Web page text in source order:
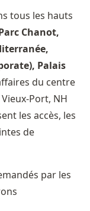
tous les hauts
Chanot,
Palais
du centre
Port, NH
les accès, les
de
par les